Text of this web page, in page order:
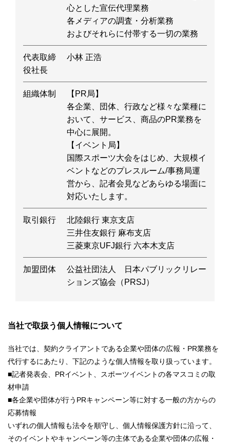
心とした宣伝代理業務
各メディアの調査・分析業務
およびそれらに付帯する一切の業務
代表取締
役社長
小林 正浩
組織体制
【PR局】
各企業、団体、行政など様々な業種に
おいて、サービス、商品のPR業務を
中心に展開。
【イベント局】
国際スポーツ大会をはじめ、大規模イ
ベントなどのプレスルーム/事務局運
営から、記者会見などあらゆる場面に
対応いたします。
取引銀行
北陸銀行 東京支店
三井住友銀行 麻布支店
三菱東京UFJ銀行 六本木支店
加盟団体
公益社団法人 日本パブリックリレー
ションズ協会（PRSJ）
当社で取扱う個人情報について
当社では、契約クライアントである企業や団体の広報・PR業務を
代行するにあたり、下記のような個人情報を取り扱っています。
■記者発表会、PRイベント、スポーツイベントの各マスコミの取
材申請
■各企業や団体が行うPRキャンペーン等に対する一般の方からの
応募情報
いずれの個人情報も法令を順守し、個人情報保護方針に沿って、
そのイベントやキャンペーン等の主体である企業や団体の広報・